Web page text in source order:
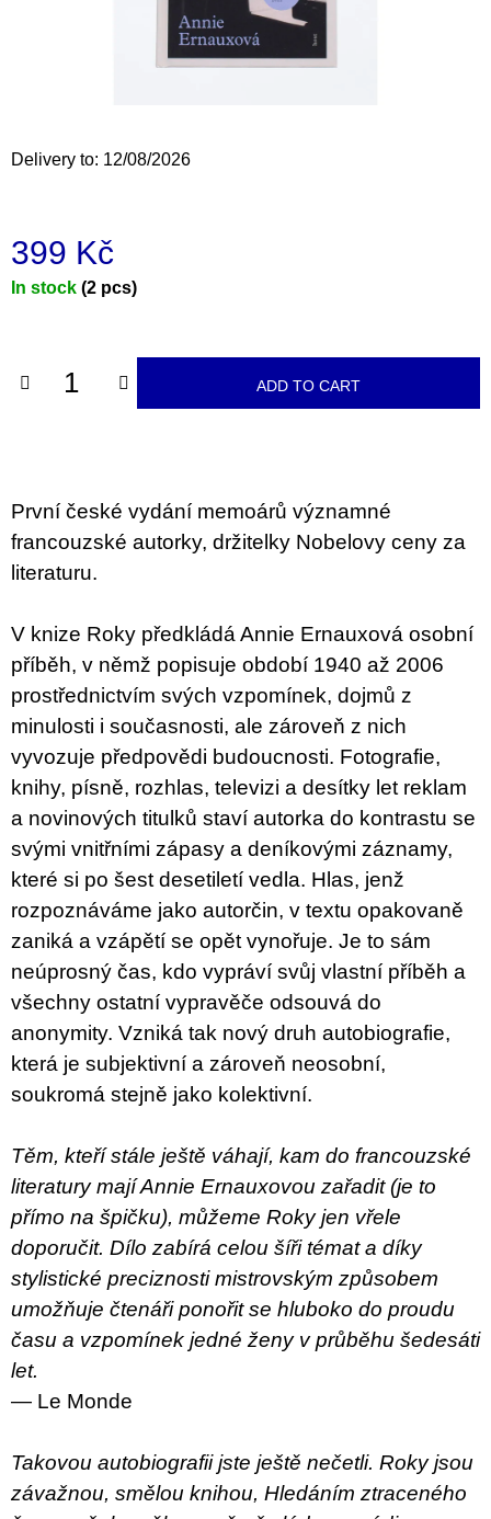
Delivery to: 12/08/2026
399 Kč
Measure
In stock (2 pcs)
ADD TO CART
První české vydání memoárů významné
francouzské autorky, držitelky Nobelovy ceny za
literaturu.
V knize Roky předkládá Annie Ernauxová osobní
příběh, v němž popisuje období 1940 až 2006
prostřednictvím svých vzpomínek, dojmů z
minulosti i současnosti, ale zároveň z nich
vyvozuje předpovědi budoucnosti. Fotografie,
knihy, písně, rozhlas, televizi a desítky let reklam
a novinových titulků staví autorka do kontrastu se
svými vnitřními zápasy a deníkovými záznamy,
které si po šest desetiletí vedla. Hlas, jenž
rozpoznáváme jako autorčin, v textu opakovaně
zaniká a vzápětí se opět vynořuje. Je to sám
neúprosný čas, kdo vypráví svůj vlastní příběh a
všechny ostatní vypravěče odsouvá do
anonymity. Vzniká tak nový druh autobiografie,
která je subjektivní a zároveň neosobní,
soukromá stejně jako kolektivní.
Těm, kteří stále ještě váhají, kam do francouzské
literatury mají Annie Ernauxovou zařadit (je to
přímo na špičku), můžeme Roky jen vřele
doporučit. Dílo zabírá celou šíři témat a díky
stylistické preciznosti mistrovským způsobem
umožňuje čtenáři ponořit se hluboko do proudu
času a vzpomínek jedné ženy v průběhu šedesáti
let.
— Le Monde
Takovou autobiografii jste ještě nečetli. Roky jsou
závažnou, smělou knihou, Hledáním ztraceného
r
o
m
e
BRUTAL
PRAGUE
165
Kč